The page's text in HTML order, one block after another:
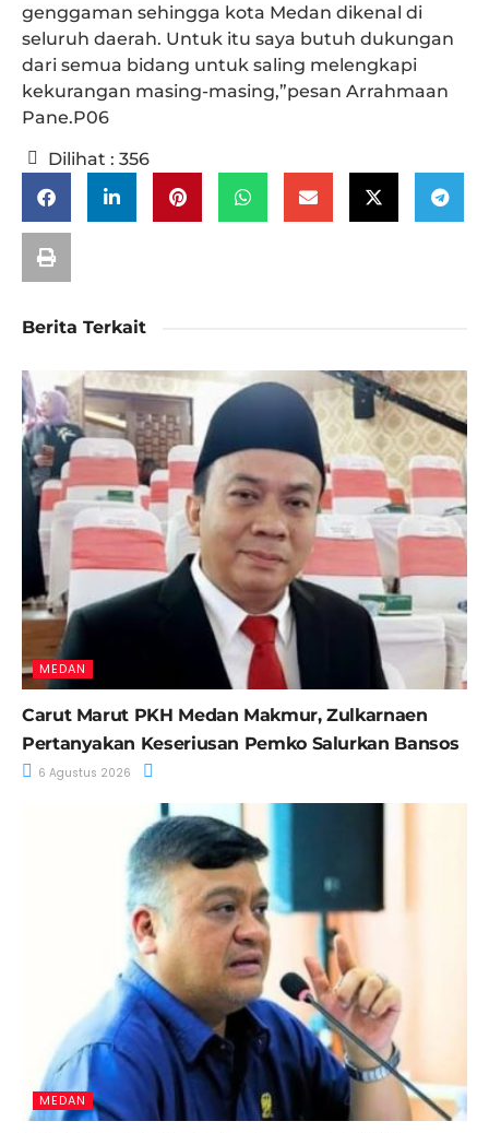
genggaman sehingga kota Medan dikenal di
seluruh daerah. Untuk itu saya butuh dukungan
dari semua bidang untuk saling melengkapi
kekurangan masing-masing,”pesan Arrahmaan
Pane.P06
Dilihat : 356
Berita Terkait
MEDAN
Carut Marut PKH Medan Makmur, Zulkarnaen
Pertanyakan Keseriusan Pemko Salurkan Bansos
6 Agustus 2026
MEDAN